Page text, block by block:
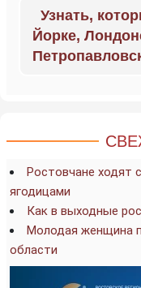
Узнать,
Йорке,
Ростовчане ходят
ягодицами
Как в выходные
Молодая женщина
области